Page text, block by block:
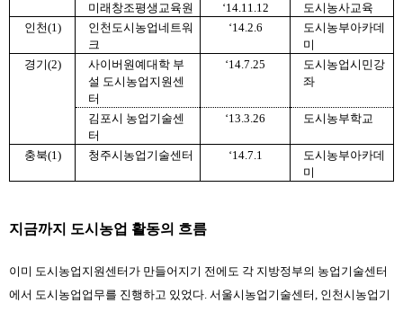
미래창조평생교육원 ‘14.11.12
도시농사교육
인천(1)
인천도시농업네트워
크
‘14.2.6
도시농부아카데
미
경기(2)
사이버원예대학 부
설 도시농업지원센
터
‘14.7.25
도시농업시민강
좌
김포시 농업기술센
터
‘13.3.26 도시농부학교
충북(1) 청주시농업기술센터 ‘14.7.1
도시농부아카데
미
지금까지 도시농업 활동의 흐름
이미 도시농업지원센터가 만들어지기 전에도 각 지방정부의 농업기술센터
에서 도시농업업무를 진행하고 있었다. 서울시농업기술센터, 인천시농업기